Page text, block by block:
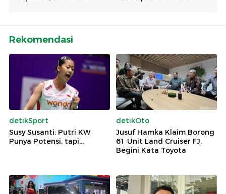
Rekomendasi
detikSport
Susy Susanti: Putri KW
Punya Potensi, tapi...
detikOto
Jusuf Hamka Klaim Borong
61 Unit Land Cruiser FJ,
Begini Kata Toyota